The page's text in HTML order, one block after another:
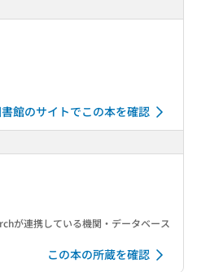
館のサイトでこの本を確認
が連携している機関・データベース
この本の所蔵を確認